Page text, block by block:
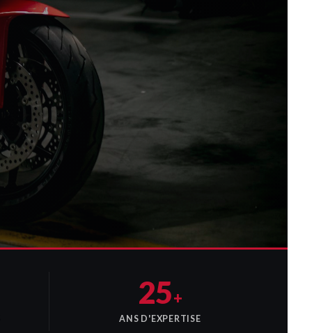
25+
ANS D'EXPERTISE